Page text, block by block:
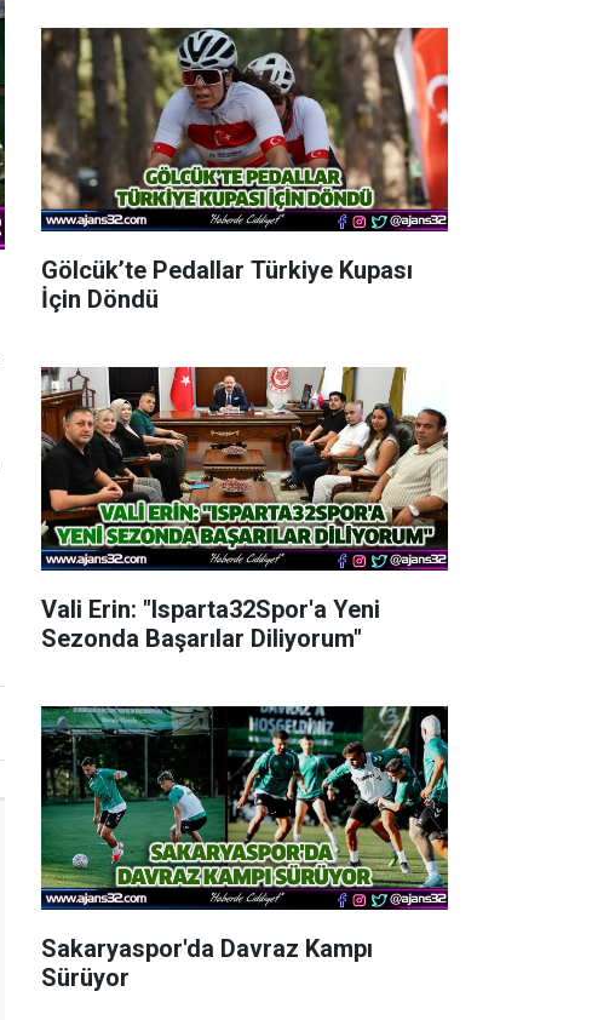
Gölcük’te Pedallar Türkiye Kupası
İçin Döndü
Vali Erin: "Isparta32Spor'a Yeni
Sezonda Başarılar Diliyorum"
Sakaryaspor'da Davraz Kampı
Sürüyor